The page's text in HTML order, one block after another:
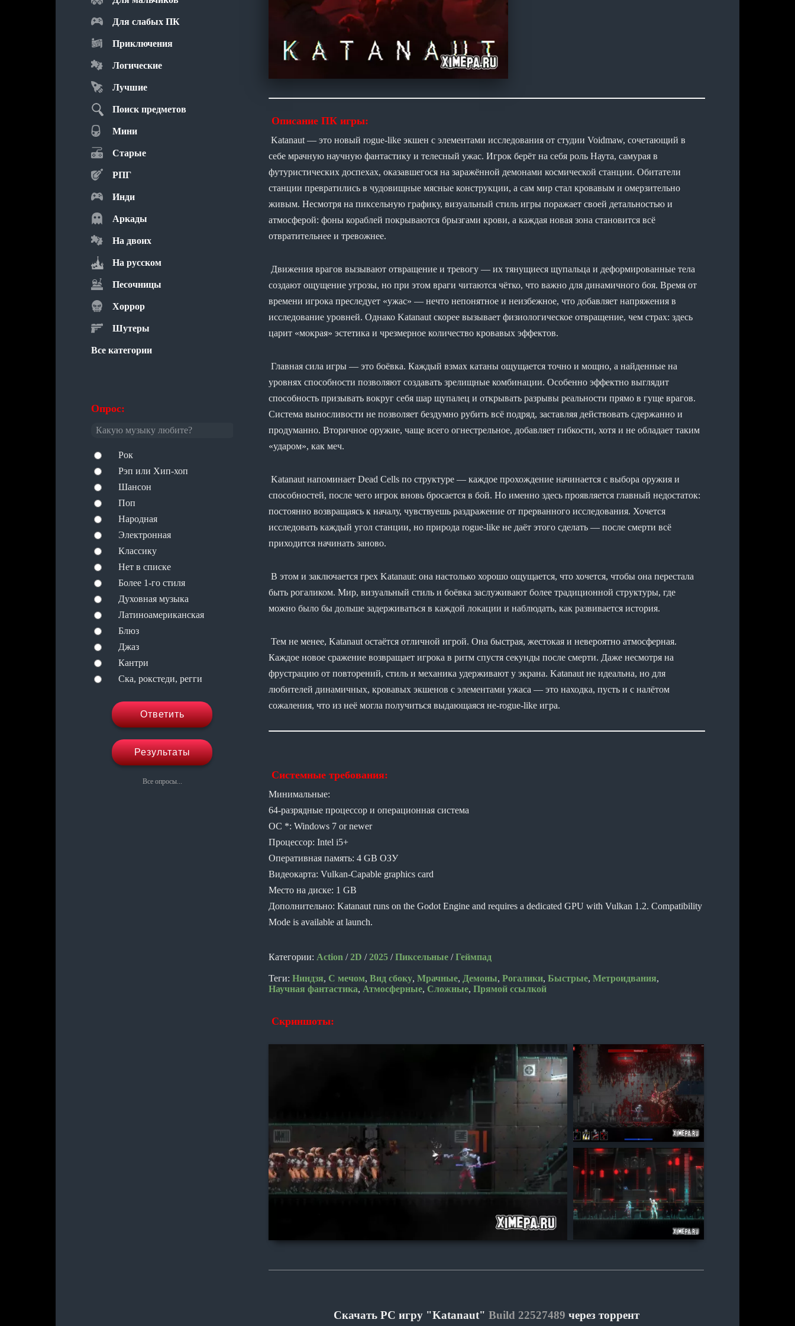
Для слабых ПК
Приключения
Логические
Лучшие
Поиск предметов
Мини
Старые
РПГ
Инди
Аркады
На двоих
На русском
Песочницы
Хоррор
Шутеры
Все категории
Опрос:
Какую музыку любите?
Рок
Рэп или Хип-хоп
Шансон
Поп
Народная
Электронная
Классику
Нет в списке
Более 1-го стиля
Духовная музыка
Латиноамериканская
Блюз
Джаз
Кантри
Ска, рокстеди, регги
Ответить
Результаты
Все опросы...
Описание ПК игры:
Katanaut — это новый rogue-like экшен с элементами исследования от студии Voidmaw, сочетающий в
себе мрачную научную фантастику и телесный ужас. Игрок берёт на себя роль Наута, самурая в
футуристических доспехах, оказавшегося на заражённой демонами космической станции. Обитатели
станции превратились в чудовищные мясные конструкции, а сам мир стал кровавым и омерзительно
живым. Несмотря на пиксельную графику, визуальный стиль игры поражает своей детальностью и
атмосферой: фоны кораблей покрываются брызгами крови, а каждая новая зона становится всё
отвратительнее и тревожнее.
Движения врагов вызывают отвращение и тревогу — их тянущиеся щупальца и деформированные тела
создают ощущение угрозы, но при этом враги читаются чётко, что важно для динамичного боя. Время от
времени игрока преследует «ужас» — нечто непонятное и неизбежное, что добавляет напряжения в
исследование уровней. Однако Katanaut скорее вызывает физиологическое отвращение, чем страх: здесь
царит «мокрая» эстетика и чрезмерное количество кровавых эффектов.
Главная сила игры — это боёвка. Каждый взмах катаны ощущается точно и мощно, а найденные на
уровнях способности позволяют создавать зрелищные комбинации. Особенно эффектно выглядит
способность призывать вокруг себя шар щупалец и открывать разрывы реальности прямо в гуще врагов.
Система выносливости не позволяет бездумно рубить всё подряд, заставляя действовать сдержанно и
продуманно. Вторичное оружие, чаще всего огнестрельное, добавляет гибкости, хотя и не обладает таким
«ударом», как меч.
Katanaut напоминает Dead Cells по структуре — каждое прохождение начинается с выбора оружия и
способностей, после чего игрок вновь бросается в бой. Но именно здесь проявляется главный недостаток:
постоянно возвращаясь к началу, чувствуешь раздражение от прерванного исследования. Хочется
исследовать каждый угол станции, но природа rogue-like не даёт этого сделать — после смерти всё
приходится начинать заново.
В этом и заключается грех Katanaut: она настолько хорошо ощущается, что хочется, чтобы она перестала
быть рогаликом. Мир, визуальный стиль и боёвка заслуживают более традиционной структуры, где
можно было бы дольше задерживаться в каждой локации и наблюдать, как развивается история.
Тем не менее, Katanaut остаётся отличной игрой. Она быстрая, жестокая и невероятно атмосферная.
Каждое новое сражение возвращает игрока в ритм спустя секунды после смерти. Даже несмотря на
фрустрацию от повторений, стиль и механика удерживают у экрана. Katanaut не идеальна, но для
любителей динамичных, кровавых экшенов с элементами ужаса — это находка, пусть и с налётом
сожаления, что из неё могла получиться выдающаяся не-rogue-like игра.
Системные требования:
Минимальные:
64-разрядные процессор и операционная система
ОС *: Windows 7 or newer
Процессор: Intel i5+
Оперативная память: 4 GB ОЗУ
Видеокарта: Vulkan-Capable graphics card
Место на диске: 1 GB
Дополнительно: Katanaut runs on the Godot Engine and requires a dedicated GPU with Vulkan 1.2. Compatibility
Mode is available at launch.
Категории: Action /2D /2025 /Пиксельные /Геймпад
Теги: Ниндзя, С мечом, Вид сбоку, Мрачные, Демоны, Рогалики, Быстрые, Метроидвания,
Научная фантастика, Атмосферные, Сложные, Прямой ссылкой
Скриншоты:
Скачать PC игру "Katanaut" Build 22527489 через торрент